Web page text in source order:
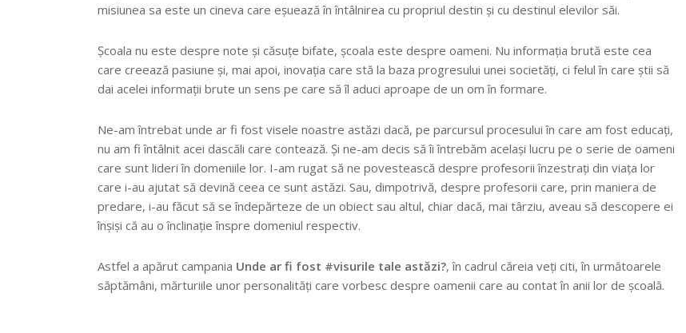
misiunea sa este un cineva care eșuează în întâlnirea cu propriul destin și cu destinul elevilor săi.
Școala nu este despre note și căsuțe bifate, școala este despre oameni. Nu informația brută este cea
care creează pasiune și, mai apoi, inovația care stă la baza progresului unei societăți, ci felul în care știi să
dai acelei informații brute un sens pe care să îl aduci aproape de un om în formare.
Ne-am întrebat unde ar fi fost visele noastre astăzi dacă, pe parcursul procesului în care am fost educați,
nu am fi întâlnit acei dascăli care contează. Și ne-am decis să îi întrebăm același lucru pe o serie de oameni
care sunt lideri în domeniile lor. I-am rugat să ne povestească despre profesorii înzestrați din viața lor
care i-au ajutat să devină ceea ce sunt astăzi. Sau, dimpotrivă, despre profesorii care, prin maniera de
predare, i-au făcut să se îndepărteze de un obiect sau altul, chiar dacă, mai târziu, aveau să descopere ei
înșiși că au o înclinație înspre domeniul respectiv.
Astfel a apărut campania Unde ar fi fost #visurile tale astăzi?, în cadrul căreia veți citi, în următoarele
săptămâni, mărturiile unor personalități care vorbesc despre oamenii care au contat în anii lor de școală.